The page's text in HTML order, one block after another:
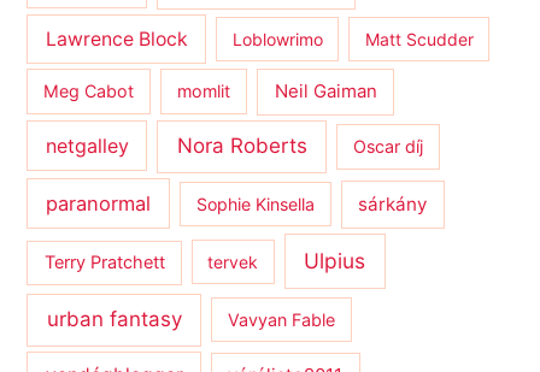
Lawrence Block Loblowrimo Matt Scudder
Meg Cabot momlit Neil Gaiman
netgalley Nora Roberts Oscar díj
paranormal Sophie Kinsella sárkány
Terry Pratchett tervek Ulpius
urban fantasy Vavyan Fable